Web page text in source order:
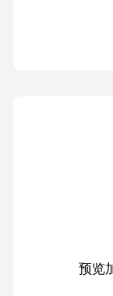
预览